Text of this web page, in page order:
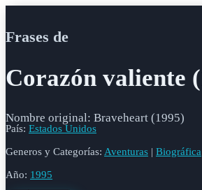
Frases de
Corazón valiente
Nombre original: Braveheart (1995)
País: Estados Unidos
Generos y Categorías: Aventuras | Biográfica
Año: 1995